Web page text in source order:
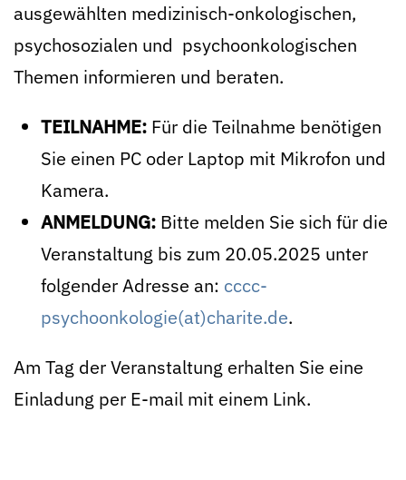
ausgewählten medizinisch-onkologischen,
psychosozialen und psychoonkologischen
Themen informieren und beraten.
TEILNAHME: Für die Teilnahme benötigen
Sie einen PC oder Laptop mit Mikrofon und
Kamera.
ANMELDUNG: Bitte melden Sie sich für die
Veranstaltung bis zum 20.05.2025 unter
folgender Adresse an: cccc-
psychoonkologie(at)charite.de.
Am Tag der Veranstaltung erhalten Sie eine
Einladung per E-mail mit einem Link.